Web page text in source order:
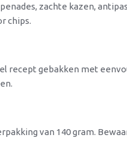
zachte kazen,
chips.
recept gebakken met
van 140 gram.